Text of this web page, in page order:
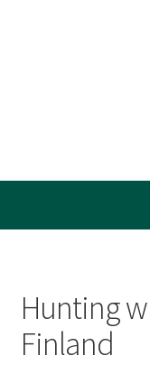
Kalenteri
Hunting
Finland